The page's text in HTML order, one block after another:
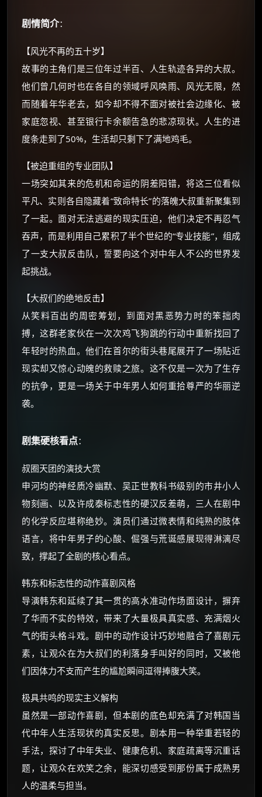
剧情简介：
【风光不再的五十岁】
故事的主角们是三位年过半百、人生轨迹各异的大叔。
他们曾几何时也在各自的领域呼风唤雨、风光无限，然
而随着年华老去，如今却不得不面对被社会边缘化、被
家庭忽视、甚至银行卡余额告急的悲凉现状。人生的进
度条走到了50%，生活却只剩下了满地鸡毛。
【被迫重组的专业团队】
一场突如其来的危机和命运的阴差阳错，将这三位看似
平凡、实则各自隐藏着“致命特长”的落魄大叔重新聚集到
了一起。面对无法逃避的现实压迫，他们决定不再忍气
吞声，而是利用自己累积了半个世纪的“专业技能”，组成
了一支大叔反击队，誓要向这个对中年人不公的世界发
起挑战。
【大叔们的绝地反击】
从笑料百出的周密筹划，到面对黑恶势力时的笨拙肉
搏，这群老家伙在一次次鸡飞狗跳的行动中重新找回了
年轻时的热血。他们在首尔的街头巷尾展开了一场贴近
现实却又惊心动魄的救赎之旅。这不仅是一次为了生存
的抗争，更是一场关于中年男人如何重拾尊严的华丽逆
袭。
剧集硬核看点：
叔圈天团的演技大赏
申河均的神经质冷幽默、吴正世教科书级别的市井小人
物刻画、以及许成泰标志性的硬汉反差萌，三人在剧中
的化学反应堪称绝妙。演员们通过微表情和纯熟的肢体
语言，将中年男子的心酸、倔强与荒诞感展现得淋漓尽
致，撑起了全剧的核心看点。
韩东和标志性的动作喜剧风格
导演韩东和延续了其一贯的高水准动作场面设计，摒弃
了华而不实的特效，带来了大量极具真实感、充满烟火
气的街头格斗戏。剧中的动作设计巧妙地融合了喜剧元
素，让观众在为大叔们的利落身手叫好的同时，又被他
们因体力不支而产生的尴尬瞬间逗得捧腹大笑。
极具共鸣的现实主义解构
虽然是一部动作喜剧，但本剧的底色却充满了对韩国当
代中年人生活现状的真实反思。剧本用一种举重若轻的
手法，探讨了中年失业、健康危机、家庭疏离等沉重话
题，让观众在欢笑之余，能深切感受到那份属于成熟男
人的温柔与担当。
×
☕
朋友们辛苦了 💦
你需要的各种会员，都可低价购买！
价格有浮动，请直接搜索查最低价！
优惠券、活动红包，每日可领。
☕ 海外大侠？通过 Ko-fi 赐茶